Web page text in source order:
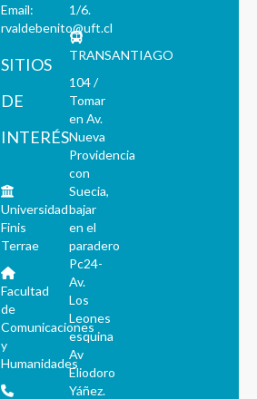
Email:
rvaldebenito@uft.cl
SITIOS
DE
INTERÉS
Universidad
Finis
Terrae
Facultad
de
Comunicaciones
y
Humanidades
1/6.
TRANSANTIAGO
104 /
Tomar
en Av.
Nueva
Providencia
con
Suecia,
bajar
en el
paradero
Pc24-
Av.
Los
Leones
esquina
Av
Eliodoro
Yáñez.